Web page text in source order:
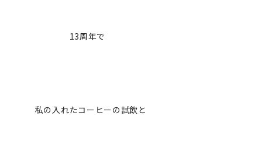
13周年で
私の入れたコーヒーの試飲と